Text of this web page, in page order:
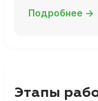
Подробнее →
Этапы